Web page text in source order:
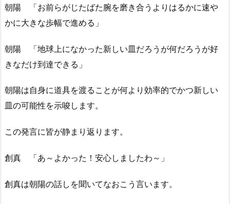
朝陽 「お前らがじたばた腕を磨き合うよりはるかに速や
かに大きな歩幅で進める」
朝陽 「地球上になかった新しい皿だろうが何だろうが好
きなだけ到達できる」
朝陽は自身に道具を渡ることが何より効率的でかつ新しい
皿の可能性を示唆します。
この発言に皆が静まり返ります。
創真 「あ～よかった！安心しましたわ～」
創真は朝陽の話しを聞いてなおこう言います。